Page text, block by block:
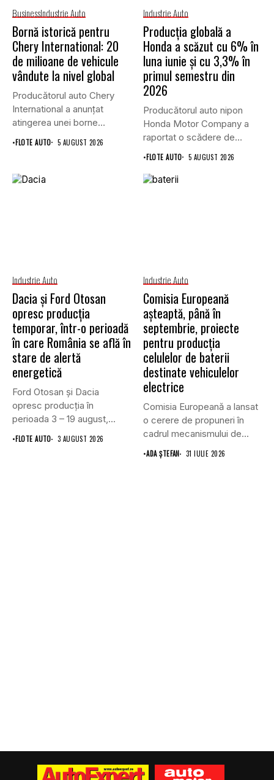
BusinessIndustrie Auto
Bornă istorică pentru
Chery International: 20
de milioane de vehicule
vândute la nivel global
Producătorul auto Chery
International a anunțat
atingerea unei borne
istorice în industria...
•FLOTE AUTO 5 AUGUST 2026
Industrie Auto
Producția globală a
Honda a scăzut cu 6% în
luna iunie și cu 3,3% în
primul semestru din
2026
Producătorul auto nipon
Honda Motor Company a
raportat o scădere de
6,1%...
•FLOTE AUTO 5 AUGUST 2026
Industrie Auto
Dacia și Ford Otosan
opresc producția
temporar, într-o perioadă
în care România se află în
stare de alertă
energetică
Ford Otosan și Dacia
opresc producția în
perioada 3 – 19 august,...
•FLOTE AUTO 3 AUGUST 2026
Industrie Auto
Comisia Europeană
așteaptă, până în
septembrie, proiecte
pentru producția
celulelor de baterii
destinate vehiculelor
electrice
Comisia Europeană a lansat
o cerere de propuneri în
cadrul mecanismului de...
•ADA ȘTEFAN 31 IULIE 2026